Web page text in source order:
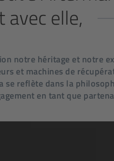
avec elle,
notre héritage et notre
et machines de
se reflète dans la
en tant que